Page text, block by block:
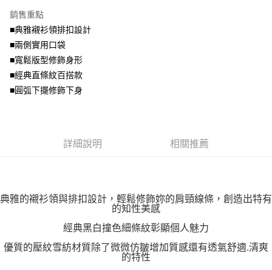
買賣價金債權讓與本公司後，依約使用本公司帳單繳交帳款。
資料（包含姓名、電話或地址）提供予台灣大哥大進項蒐集、處理及利用，
由本公司與您本人進行分期帳單所需資料之確認、核對及更正。
3.完整用戶服務條款，請詳閱以下連結：
後付繳納相關費用。
※ 交易是否成功請以「AFTEE先享後付 」之結帳頁面顯示為準，若有關於
是否繳費成功／繳費後需取消欲退款等相關疑問，請聯繫「AFTEE先享後付
客戶支援中心」
【注意事項】
易，需依本服務之必要範圍內提供個人資料，並將交易相關給付款項請求債
３．未成年的使用者請事先徵得法定代理人或監護人之同意方可使用
「AFTEE先享後付」，若未經同意申辦者引起之損失，本公司不負相關責
５．嚴禁一人註冊多個帳號或使用他人資訊註冊。若發現惡意使用之情形，
恩沛科技股份有限公司將有權停止該用戶之使用額度並採取法律行動。
付款後7-11取貨
每筆NT$70，滿NT$699(含以上)免運費
宅配
銷售重點
■典雅襯衫領排扣設計
■兩側實用口袋
■寬鬆版型修飾身形
■經典直條紋百搭款
■圓弧下擺修飾下身
詳細說明 相關推薦
典雅的襯衫領與排扣設計，輕鬆修飾妳的肩頸線條，創造出特有
的知性美感
經典黑白撞色細條紋彰顯個人魅力
優質的壓紋雪紡材質除了微微仿皺增加質感還有透氣舒適.清爽
的特性